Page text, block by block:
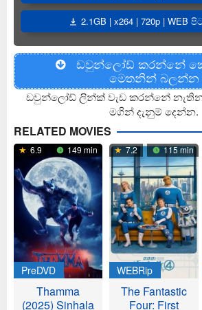
2.1GB | x264 | 720p | WEB
ඩවුන්ලෝඩ් කරන්නේ
මෙතනින් බලන්න
ඩවුන්ලෝඩ් ලින්ක් වැඩ කරන්නේ
මගින් දැනුම් දෙන්න.
RELATED MOVIES
6.9 149 min
PreDVD
Thamma
(2025) Sinhala
7.2 115 min
WEBRip
The Fantastic
Four: First